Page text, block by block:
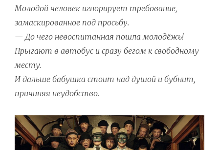
Молодой человек игнорирует требование,
замаскированное под просьбу.
— До чего невоспитанная пошла молодёжь!
Прыгают в автобус и сразу бегом к свободному
месту.
И дальше бабушка стоит над душой и бубнит,
причиняя неудобство.